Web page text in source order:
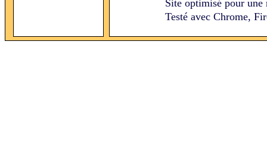
Site optimisé pour
Testé avec Chrome,